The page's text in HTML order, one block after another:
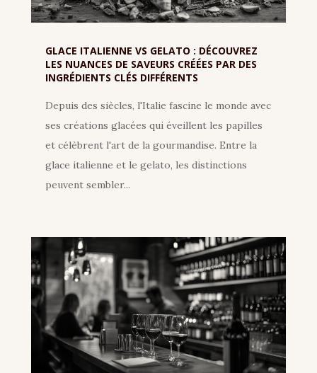
GLACE ITALIENNE VS GELATO : DÉCOUVREZ
LES NUANCES DE SAVEURS CRÉÉES PAR DES
INGRÉDIENTS CLÉS DIFFÉRENTS
Depuis des siècles, l'Italie fascine le monde avec
ses créations glacées qui éveillent les papilles
et célèbrent l'art de la gourmandise. Entre la
glace italienne et le gelato, les distinctions
peuvent sembler...